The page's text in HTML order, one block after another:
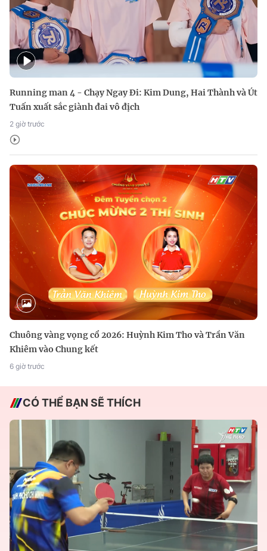
Running man 4 - Chạy Ngay Đi: Kim Dung, Hai Thành và Út
Tuấn xuất sắc giành đai vô địch
2 giờ trước
Chuông vàng vọng cổ 2026: Huỳnh Kim Tho và Trần Văn
Khiêm vào Chung kết
6 giờ trước
CÓ THỂ BẠN SẼ THÍCH